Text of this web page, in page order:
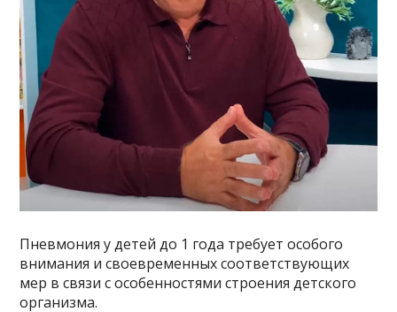
Пневмония у детей до 1 года требует особого
внимания и своевременных соответствующих
мер в связи с особенностями строения детского
организма.